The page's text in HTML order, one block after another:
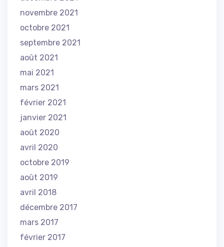
novembre 2021
octobre 2021
septembre 2021
août 2021
mai 2021
mars 2021
février 2021
janvier 2021
août 2020
avril 2020
octobre 2019
août 2019
avril 2018
décembre 2017
mars 2017
février 2017